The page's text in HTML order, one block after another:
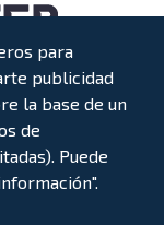
para
publicidad
la base de un
de
Puede